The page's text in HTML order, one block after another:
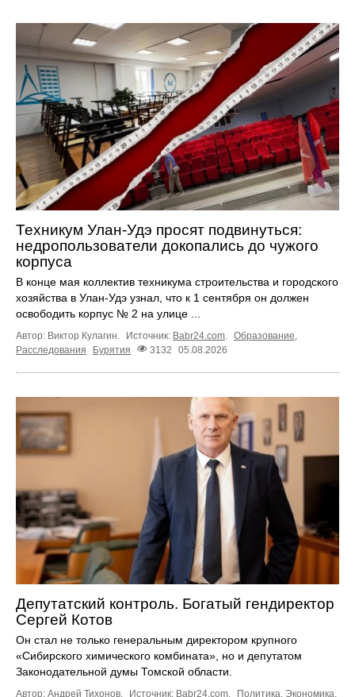
Техникум Улан-Удэ просят подвинуться:
недропользователи докопались до чужого
корпуса
В конце мая коллектив техникума строительства и городского
хозяйства в Улан-Удэ узнал, что к 1 сентября он должен
освободить корпус № 2 на улице ...
Автор: Виктор Кулагин. Источник: Babr24.com. Образование,
Расследования
Бурятия 3132 05.08.2026
Депутатский контроль. Богатый гендиректор
Сергей Котов
Он стал не только генеральным директором крупного
«Сибирского химического комбината», но и депутатом
Законодательной думы Томской области.
Автор: Андрей Тихонов. Источник: Babr24.com. Политика, Экономика,